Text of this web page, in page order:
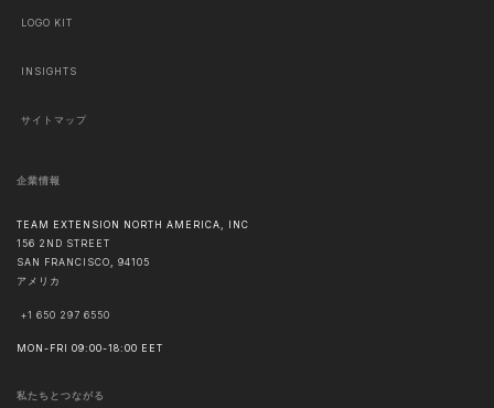
LOGO KIT
INSIGHTS
サイトマップ
企業情報
TEAM EXTENSION NORTH AMERICA, INC
156 2ND STREET
SAN FRANCISCO
94105
アメリカ
+1 650 297 6550
MON-FRI 09:00-18:00 EET
私たちとつながる